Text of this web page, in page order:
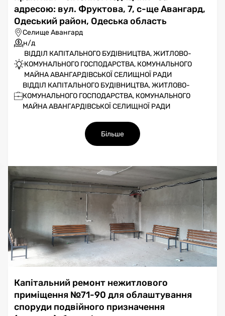
адресою: вул. Фруктова, 7, с-ще Авангард,
Одеський район, Одеська область
Селище Авангард
н/д
ВІДДІЛ КАПІТАЛЬНОГО БУДІВНИЦТВА, ЖИТЛОВО-
КОМУНАЛЬНОГО ГОСПОДАРСТВА, КОМУНАЛЬНОГО
МАЙНА АВАНГАРДІВСЬКОЇ СЕЛИЩНОЇ РАДИ
ВІДДІЛ КАПІТАЛЬНОГО БУДІВНИЦТВА, ЖИТЛОВО-
КОМУНАЛЬНОГО ГОСПОДАРСТВА, КОМУНАЛЬНОГО
МАЙНА АВАНГАРДІВСЬКОЇ СЕЛИЩНОЇ РАДИ
Більше
Капітальний ремонт нежитлового
приміщення №71-90 для облаштування
споруди подвійного призначення